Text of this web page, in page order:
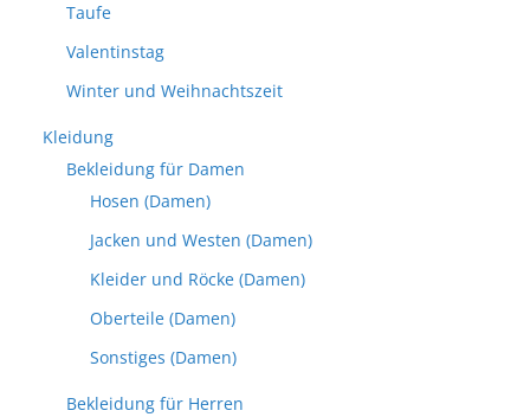
Taufe
Valentinstag
Winter und Weihnachtszeit
Kleidung
Bekleidung für Damen
Hosen (Damen)
Jacken und Westen (Damen)
Kleider und Röcke (Damen)
Oberteile (Damen)
Sonstiges (Damen)
Bekleidung für Herren